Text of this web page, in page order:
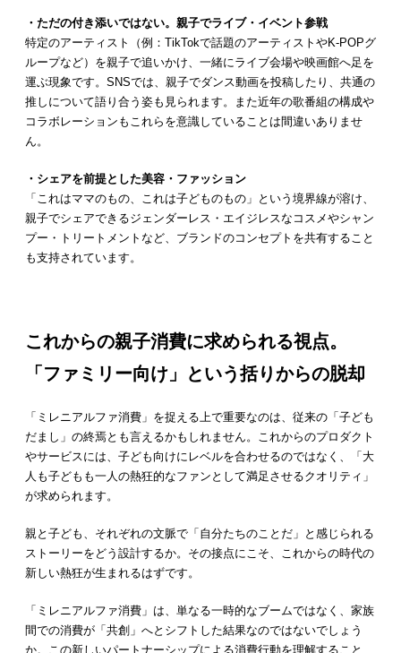
・ただの付き添いではない。親子でライブ・イベント参戦
特定のアーティスト（例：TikTokで話題のアーティストやK-POPグ
ループなど）を親子で追いかけ、一緒にライブ会場や映画館へ足を
運ぶ現象です。SNSでは、親子でダンス動画を投稿したり、共通の
推しについて語り合う姿も見られます。また近年の歌番組の構成や
コラボレーションもこれらを意識していることは間違いありませ
ん。
・シェアを前提とした美容・ファッション
「これはママのもの、これは子どものもの」という境界線が溶け、
親子でシェアできるジェンダーレス・エイジレスなコスメやシャン
プー・トリートメントなど、ブランドのコンセプトを共有すること
も支持されています。
これからの親子消費に求められる視点。
「ファミリー向け」という括りからの脱却
「ミレニアルファ消費」を捉える上で重要なのは、従来の「子ども
だまし」の終焉とも言えるかもしれません。これからのプロダクト
やサービスには、子ども向けにレベルを合わせるのではなく、「大
人も子どもも一人の熱狂的なファンとして満足させるクオリティ」
が求められます。
親と子ども、それぞれの文脈で「自分たちのことだ」と感じられる
ストーリーをどう設計するか。その接点にこそ、これからの時代の
新しい熱狂が生まれるはずです。
「ミレニアルファ消費」は、単なる一時的なブームではなく、家族
間での消費が「共創」へとシフトした結果なのではないでしょう
か。この新しいパートナーシップによる消費行動を理解すること